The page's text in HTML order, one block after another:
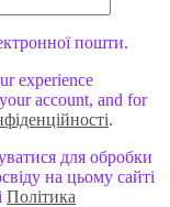
пошти.
experience
account, and for
.
для обробки
на цьому сайті
Політика